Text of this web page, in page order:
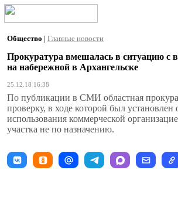
Общество | Главные новости
Прокуратура вмешалась в ситуацию с
на набережной в Архангельске
25.12.18 16:38
По публикации в СМИ областная
проверку, в ходе которой был установлен
использования коммерческой
участка не по назначению.